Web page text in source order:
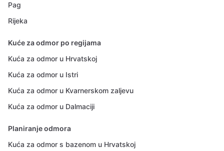
Pag
Rijeka
Kuće za odmor po regijama
Kuća za odmor u Hrvatskoj
Kuća za odmor u Istri
Kuća za odmor u Kvarnerskom zaljevu
Kuća za odmor u Dalmaciji
Planiranje odmora
Kuća za odmor s bazenom u Hrvatskoj